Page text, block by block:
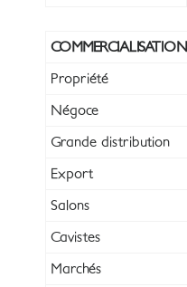
COMMERCIALISATION
Propriété
Négoce
Grande distribution
Export
Salons
Cavistes
Marchés